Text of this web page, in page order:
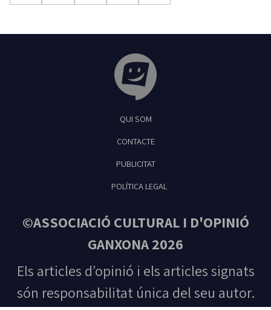
Feliu de Guíxols
QUI SOM
CONTACTE
PUBLICITAT
POLÍTICA LEGAL
©ASSOCIACIÓ CULTURAL I D'OPINIÓ
GANXONA 2026
Els articles d’opinió i els articles signats
són responsabilitat única del seu autor.